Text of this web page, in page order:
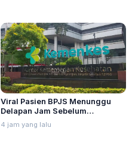
Viral Pasien BPJS Menunggu
Delapan Jam Sebelum
Meninggal, Ini Penjelasan
Kemenkes
4 jam yang lalu